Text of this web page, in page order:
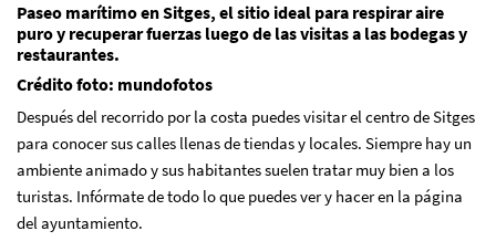
Paseo marítimo en Sitges, el sitio ideal para respirar aire
puro y recuperar fuerzas luego de las visitas a las bodegas y
restaurantes.
Crédito foto: mundofotos
Después del recorrido por la costa puedes visitar el centro de Sitges
para conocer sus calles llenas de tiendas y locales. Siempre hay un
ambiente animado y sus habitantes suelen tratar muy bien a los
turistas. Infórmate de todo lo que puedes ver y hacer en la página
del ayuntamiento.